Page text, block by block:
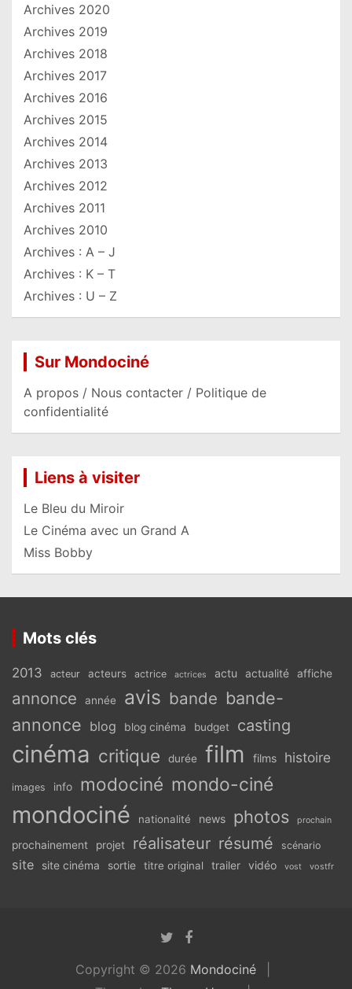
Archives 2020
Archives 2019
Archives 2018
Archives 2017
Archives 2016
Archives 2015
Archives 2014
Archives 2013
Archives 2012
Archives 2011
Archives 2010
Archives : A – J
Archives : K – T
Archives : U – Z
Sur Mondociné
A propos / Nous contacter / Politique de
confidentialité
Liens à visiter
Le Bleu du Miroir
Le Cinéma avec un Grand A
Miss Bobby
Mots clés
2013 acteur acteurs actrice actrices actu actualité affiche
annonce année avis bande bande-
annonce blog blog cinéma budget casting
cinéma critique durée film films histoire
images info modociné mondo-ciné
mondociné nationalité news photos prochain
prochainement projet réalisateur résumé scénario
site site cinéma sortie titre original trailer vidéo vost vostfr
Copyright © 2026 Mondociné